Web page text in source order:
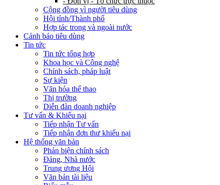
Cộng đồng vì người tiêu dùng
Hội tỉnh/Thành phố
Hợp tác trong và ngoài nước
Cảnh báo tiêu dùng
Tin tức
Tin tức tổng hợp
Khoa học và Công nghệ
Chính sách, pháp luật
Sự kiện
Văn hóa thể thao
Thị trường
Diễn đàn doanh nghiệp
Tư vấn & Khiếu nại
Tiếp nhận Tư vấn
Tiếp nhận đơn thư khiếu nại
Hệ thống văn bản
Phản biện chính sách
Đảng, Nhà nước
Trung ương Hội
Văn bản tài liệu